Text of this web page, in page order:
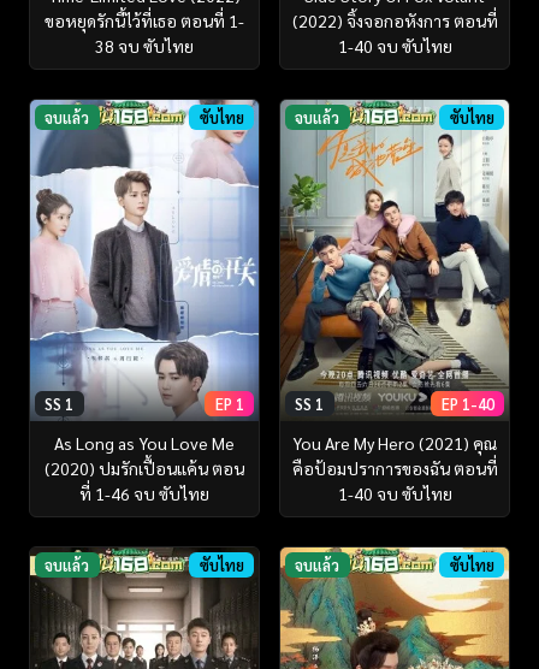
ขอหยุดรักนี้ไว้ที่เธอ ตอนที่ 1-
38 จบ ซับไทย
(2022) จิ้งจอกอหังการ ตอนที่
1-40 จบ ซับไทย
จบแล้ว ซับไทย
SS 1 EP 1
As Long as You Love Me
(2020) ปมรักเปื้อนแค้น ตอน
ที่ 1-46 จบ ซับไทย
จบแล้ว ซับไทย
SS 1 EP 1-40
You Are My Hero (2021) คุณ
คือป้อมปราการของฉัน ตอนที่
1-40 จบ ซับไทย
จบแล้ว ซับไทย จบแล้ว ซับไทย